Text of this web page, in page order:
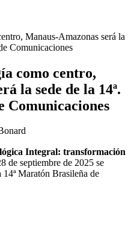
Manaus-Amazonas será la
Comunicaciones
como centro,
la sede de la 14ª.
Comunicaciones
Integral: transformación
de septiembre de 2025 se
Maratón Brasileña de